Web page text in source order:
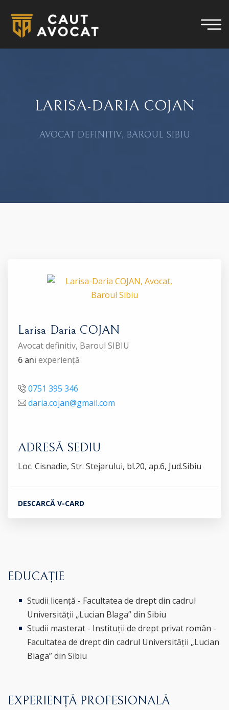
LARISA-DARIA COJAN
AVOCAT DEFINITIV, BAROUL SIBIU
Larisa-Daria COJAN
Avocat definitiv, Baroul SIBIU
6 ani experiență
0751 395 346
daria.cojan@gmail.com
ADRESĂ SEDIU
Loc. Cisnadie, Str. Stejarului, bl.20, ap.6, Jud.Sibiu
DESCARCĂ V-CARD
EDUCAȚIE
Studii licență - Facultatea de drept din cadrul
Universității „Lucian Blaga” din Sibiu
Studii masterat - Instituții de drept privat român -
Facultatea de drept din cadrul Universității „Lucian
Blaga” din Sibiu
EXPERIENȚĂ PROFESIONALĂ